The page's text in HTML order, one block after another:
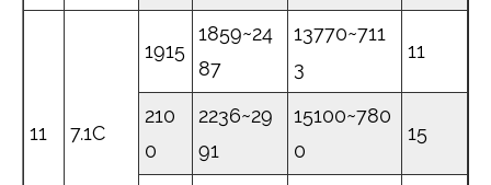
11 7.1C
1915
1859~24
87
13770~711
3
11
210
0
2236~29
91
15100~780
0
15